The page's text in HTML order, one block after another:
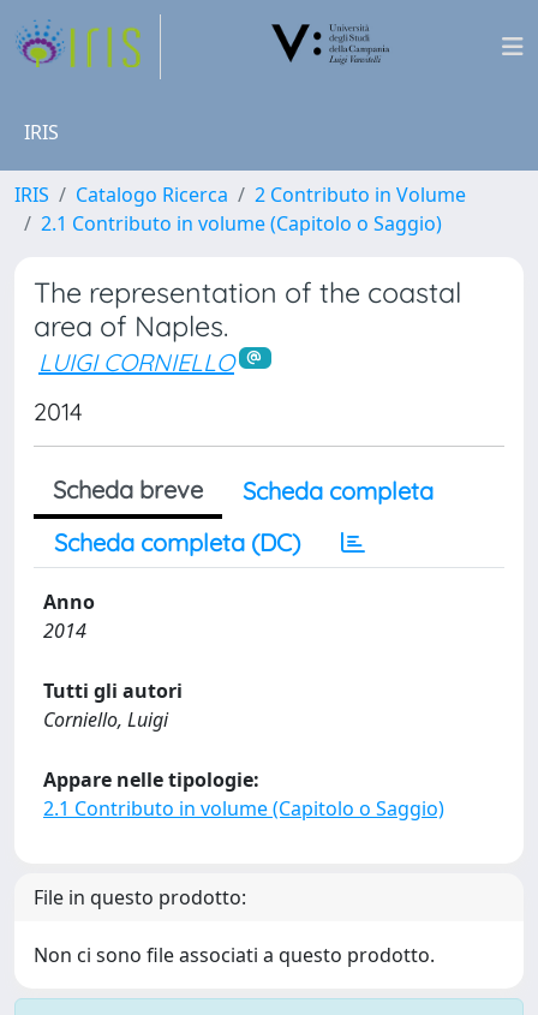
IRIS
IRIS Catalogo Ricerca
2 Contributo in Volume
2.1 Contributo in volume (Capitolo o Saggio)
The representation of the coastal
area of Naples.
LUIGI CORNIELLO
2014
Scheda breve
Scheda completa
Scheda completa (DC)
Anno
2014
Tutti gli autori
Corniello, Luigi
Appare nelle tipologie:
2.1 Contributo in volume (Capitolo o Saggio)
File in questo prodotto:
Non ci sono file associati a questo prodotto.